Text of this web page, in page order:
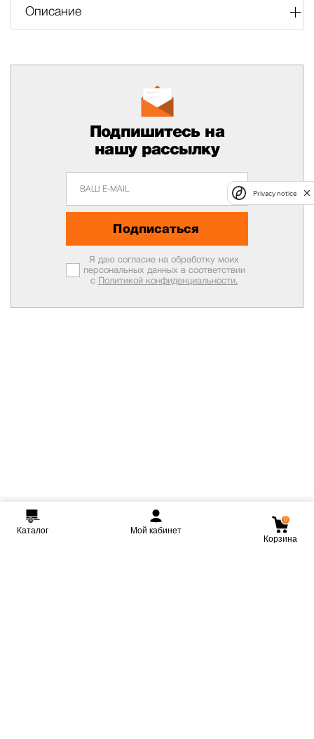
Описание
Подпишитесь на
нашу рассылку
Подписаться
Я даю согласие на обработку моих
персональных данных в соответствии
с Политикой конфиденциальности.
Каталог Мой кабинет
0
Корзина
Privacy notice